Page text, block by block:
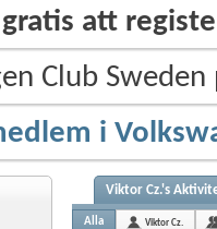
att
Club
i
Viktor Cz.'s
Alla Viktor Cz.